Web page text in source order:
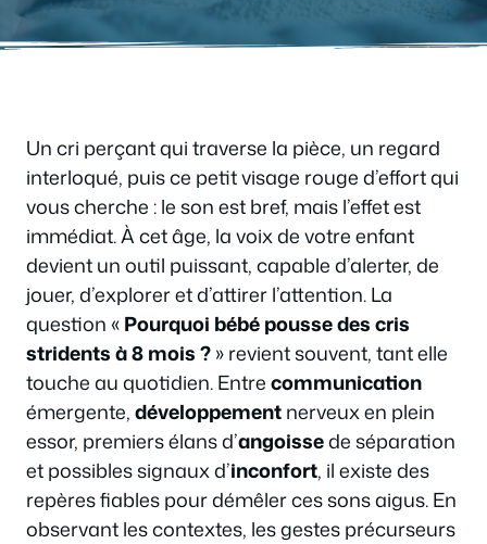
Un cri perçant qui traverse la pièce, un regard
interloqué, puis ce petit visage rouge d’effort qui
vous cherche : le son est bref, mais l’effet est
immédiat. À cet âge, la voix de votre enfant
devient un outil puissant, capable d’alerter, de
jouer, d’explorer et d’attirer l’attention. La
question «Pourquoi bébé pousse des cris
stridents à 8 mois ?» revient souvent, tant elle
touche au quotidien. Entrecommunication
émergente,développementnerveux en plein
essor, premiers élans d’angoissede séparation
et possibles signaux d’inconfort, il existe des
repères fiables pour démêler ces sons aigus. En
observant les contextes, les gestes précurseurs